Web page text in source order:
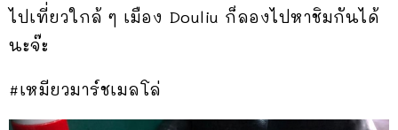
ไปเที่ยวใกล้ ๆ เมือง Douliu ก็ลองไปหาชิมกันได้
นะจ๊ะ
#เหมียวมาร์ชเมลโล่